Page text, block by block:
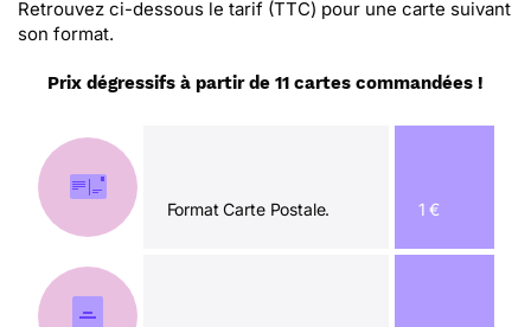
Retrouvez ci-dessous le tarif (TTC) pour une carte suivant
son format.
Prix dégressifs à partir de 11 cartes commandées !
Format Carte Postale. 1 €